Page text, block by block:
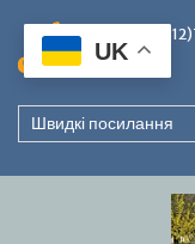
вмісту
Тел./факс
Повідомлення:
Швидкі посилання
UK